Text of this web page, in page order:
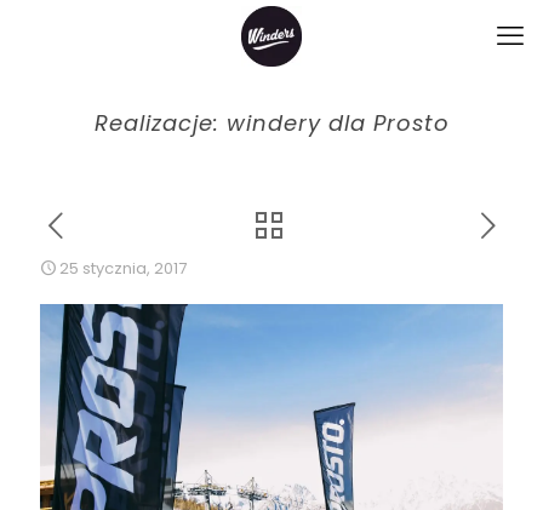
Realizacje: windery dla Prosto
25 stycznia, 2017